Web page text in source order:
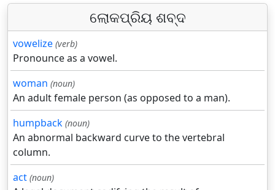
ଲୋକପ୍ରିୟ ଶବ୍ଦ
vowelize (verb)
Pronounce as a vowel.
woman (noun)
An adult female person (as opposed to a man).
humpback (noun)
An abnormal backward curve to the vertebral
column.
act (noun)